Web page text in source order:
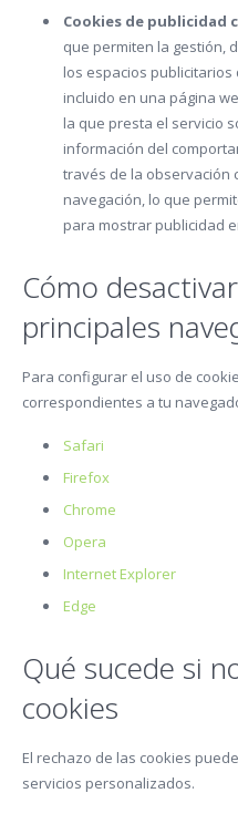
Cookies de publicidad
que permiten la gestión,
los espacios
incluido en una página
la que presta el servicio
información del
través de la observación
navegación, lo que
para mostrar publicidad
Cómo
principales
Para configurar el uso de
correspondientes a tu
Safari
Firefox
Chrome
Opera
Internet Explorer
Edge
Qué sucede si
cookies
El rechazo de las cookies
servicios personalizados.